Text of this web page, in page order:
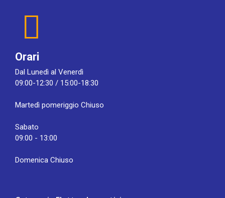
Orari
Dal Lunedì al Venerdì
09:00-12:30 / 15:00-18:30
Martedì pomeriggio Chiuso
Sabato
09:00 - 13:00
Domenica Chiuso